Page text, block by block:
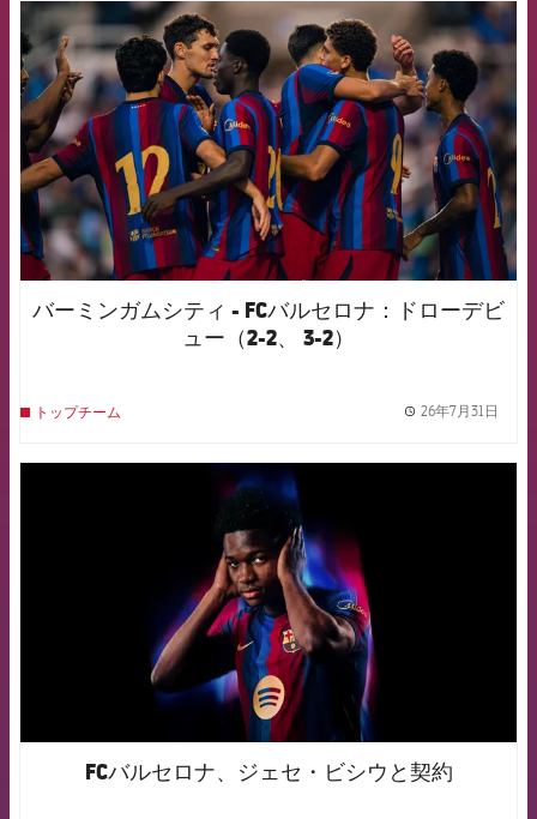
FCB Barcelona badge
バーミンガムシティ - FCバルセロナ：ドローデビ
ュー（2-2、 3-2）
トップチーム 26年7月31日
FCB Barcelona badge
FCバルセロナ、ジェセ・ビシウと契約